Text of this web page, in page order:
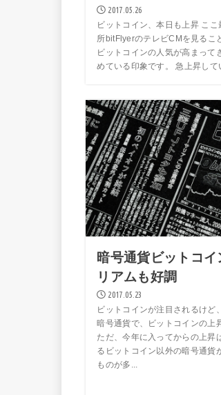
2017.05.26
ビットコイン、本日も上昇 ここ
所bitFlyerのテレビCMを見るこ
ビットコインの人気が高まって
めている印象です。 急上昇して
暗号通貨ビットコ
リアムも好調
2017.05.23
ビットコインが注目されるけど
暗号通貨で、ビットコインの上
ただ、今年に入ってからの上昇
るビットコイン以外の暗号通貨
ものが多...